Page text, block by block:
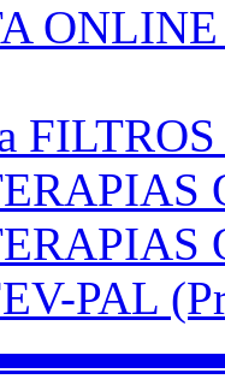
PAL